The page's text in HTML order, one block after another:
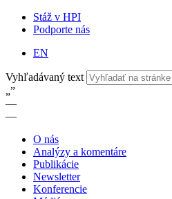
Stáž v HPI
Podporte nás
EN
Vyhľadávaný text
„”
—
—
O nás
Analýzy a komentáre
Publikácie
Newsletter
Konferencie